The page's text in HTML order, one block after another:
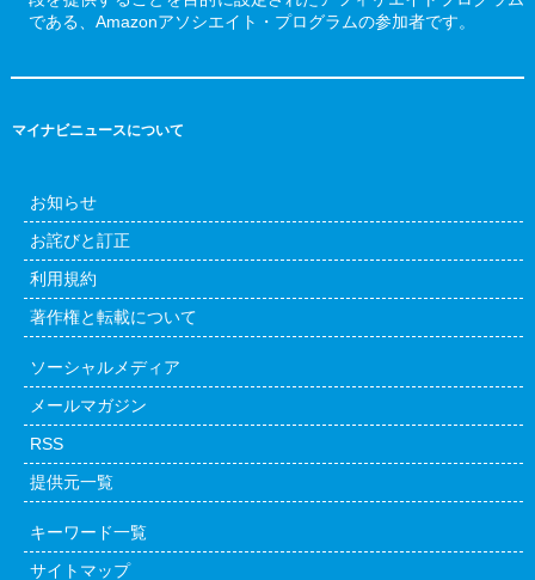
である、Amazonアソシエイト・プログラムの参加者です。
マイナビニュースについて
お知らせ
お詫びと訂正
利用規約
著作権と転載について
ソーシャルメディア
メールマガジン
RSS
提供元一覧
キーワード一覧
サイトマップ